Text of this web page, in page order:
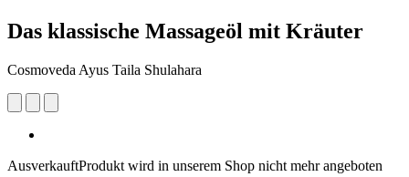
Das klassische Massageöl mit Kräuter
Cosmoveda Ayus Taila Shulahara
AusverkauftProdukt wird in unserem Shop nicht mehr angeboten